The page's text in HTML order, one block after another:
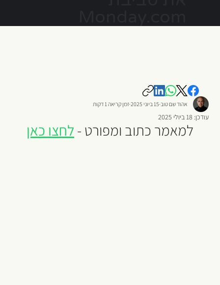
אהוד שם טוב 15 ביוני 2025 זמן קריאה 1 דקות
עודכן: 18 ביולי 2025
למאמר כתוב ומפורט - לחצו כאן